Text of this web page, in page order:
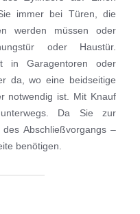
immer bei Türen, die
werden müssen oder
oder Haustür.
in Garagentoren oder
da, wo eine beidseitige
notwendig ist. Mit Knauf
Da Sie zur
Abschließvorgangs –
benötigen.